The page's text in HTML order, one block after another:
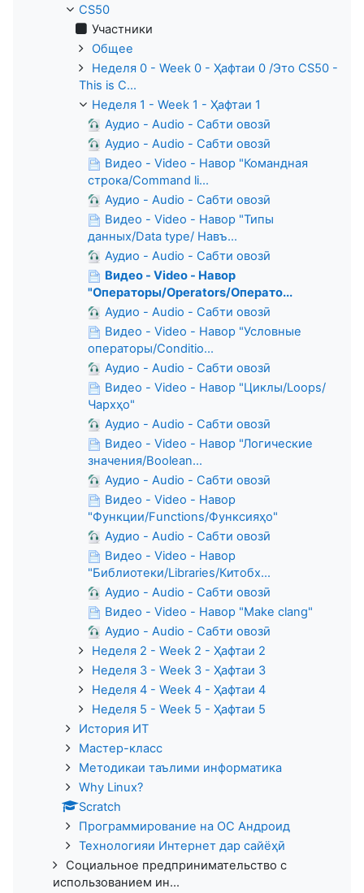
CS50
Участники
Общее
Неделя 0 - Week 0 - Ҳафтаи 0 /Это CS50 -
This is C...
Неделя 1 - Week 1 - Ҳафтаи 1
Аудио - Audio - Сабти овозӣ
Аудио - Audio - Сабти овозӣ
Видео - Video - Навор "Командная
строка/Command li...
Аудио - Audio - Сабти овозӣ
Видео - Video - Навор "Типы
данных/Data type/ Навъ...
Аудио - Audio - Сабти овозӣ
Видео - Video - Навор
"Операторы/Operators/Операто...
Аудио - Audio - Сабти овозӣ
Видео - Video - Навор "Условные
операторы/Conditio...
Аудио - Audio - Сабти овозӣ
Видео - Video - Навор "Циклы/Loops/
Чархҳо"
Аудио - Audio - Сабти овозӣ
Видео - Video - Навор "Логические
значения/Boolean...
Аудио - Audio - Сабти овозӣ
Видео - Video - Навор
"Функции/Functions/Функсияҳо"
Аудио - Audio - Сабти овозӣ
Видео - Video - Навор
"Библиотеки/Libraries/Китобх...
Аудио - Audio - Сабти овозӣ
Видео - Video - Навор "Make clang"
Аудио - Audio - Сабти овозӣ
Неделя 2 - Week 2 - Ҳафтаи 2
Неделя 3 - Week 3 - Ҳафтаи 3
Неделя 4 - Week 4 - Ҳафтаи 4
Неделя 5 - Week 5 - Ҳафтаи 5
История ИТ
Мастер-класс
Методикаи таълими информатика
Why Linux?
Scratch
Программирование на ОС Андроид
Технологияи Интернет дар сайёҳӣ
Социальное предпринимательство с
использованием ин...